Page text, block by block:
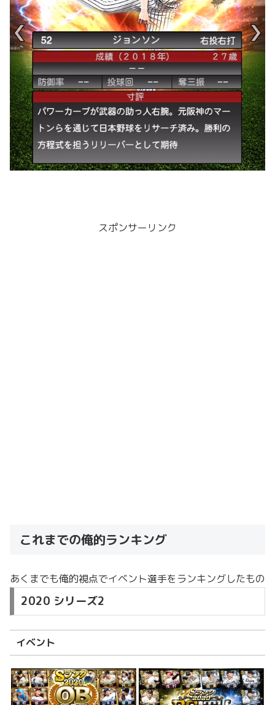
スポンサーリンク
これまでの俺的ランキング
あくまでも俺的視点でイベント選手をランキングしたもの
2020 シリーズ2
イベント